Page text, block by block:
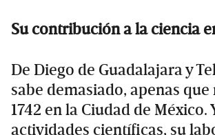
Su contribución a la ciencia
De Diego de Guadalajara y
sabe demasiado, apenas que
1742 en la Ciudad de México.
actividades científicas, su